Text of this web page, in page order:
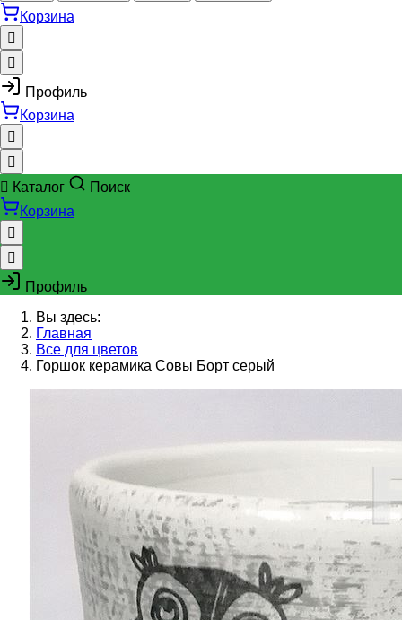
Корзина
Профиль
Корзина
Каталог
Поиск
Корзина
Профиль
Вы здесь:
Главная
Все для цветов
Горшок керамика Совы Борт серый